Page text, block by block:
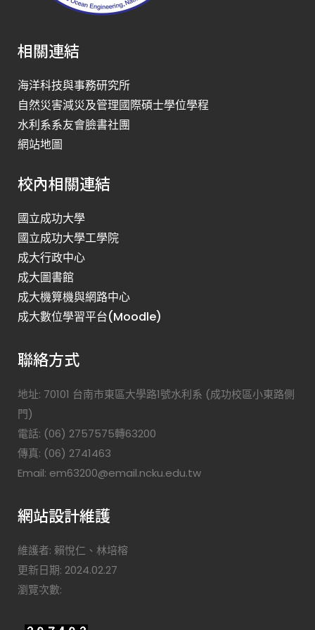
相關連結
海洋科技與事務研究所
自然災害減災及管理國際碩士學位學程
水利系系友會臉書社團
網站地圖
校內相關連結
國立成功大學
國立成功大學工學院
成大行政中心
成大圖書館
成大機算機與網路中心
成大數位學習平台(Moodle)
聯絡方式
地址: 70101 台南市東區大學路1號水利系 (成功校區小東路側
門)
電話: (06) 2757575轉63200
傳真: (06) 2741463
Email: em63200@email.ncku.edu.tw
網站設計維護
維護者: 賴悅仁、林培榕
更新日期: 2024.02.27
瀏覽次數: